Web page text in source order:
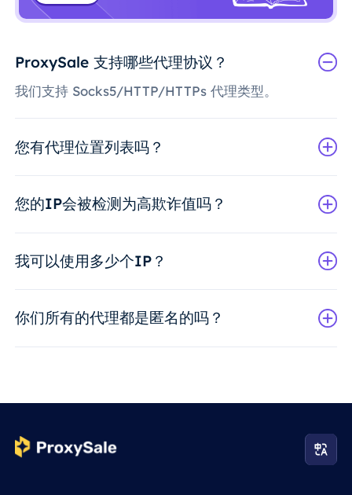
ProxySale 支持哪些代理协议？
我们支持 Socks5/HTTP/HTTPs 代理类型。
您有代理位置列表吗？
您的IP会被检测为高欺诈值吗？
我可以使用多少个IP？
你们所有的代理都是匿名的吗？